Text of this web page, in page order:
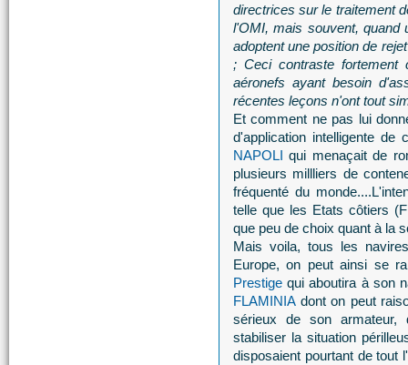
directrices sur le traitement
l'OMI, mais souvent, quand
adoptent une position de
; Ceci contraste
aéronefs ayant besoin
récentes leçons n'ont tout
Et comment ne pas lui
d'application intelligente
NAPOLI qui menaçait de
plusieurs millliers de
fréquenté du
telle que les Etats côtiers
que peu de choix quant à la
Mais voila, tous les
Europe, on peut ainsi se
Prestige qui aboutira à son
FLAMINIAdont on peut
sérieux de son
stabiliser la situation
disposaient pourtant de tout